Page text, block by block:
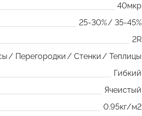
40мкр
25-30%
35-45%
2R
Перегородки Стенки
Теплицы
Гибкий
Ячеистый
0.95кг/м2